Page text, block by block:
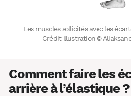
Les muscles sollicités avec les
Crédit illustration ©
Comment faire les
arrière à l’élastique ?